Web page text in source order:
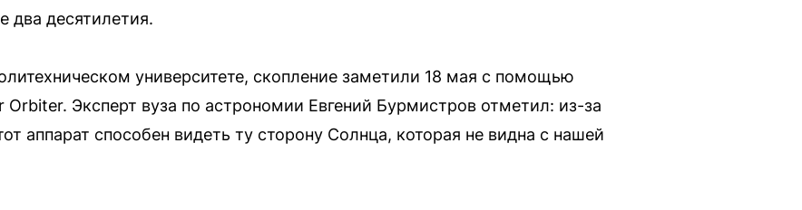
два десятилетия.
университете, скопление заметили 18 мая с помощью
Orbiter. Эксперт вуза по астрономии Евгений Бурмистров отметил: из-за
аппарат способен видеть ту сторону Солнца, которая не видна с нашей